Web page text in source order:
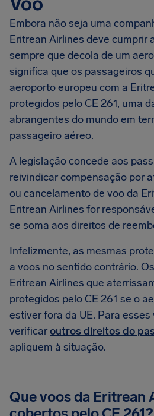
Embora não seja uma
Eritrean Airlines deve cumprir
sempre que decola de um
significa que os passageiros
aeroporto europeu com a
protegidos pelo CE 261, uma
abrangentes do mundo em
passageiro aéreo.
A legislação concede aos
reivindicar compensação por
ou cancelamento de voo da
Eritrean Airlines for
se soma aos direitos de
Infelizmente, as mesmas
a voos no sentido contrário.
Eritrean Airlines que
protegidos pelo CE 261 se o
estiver fora da UE. Para
verificaroutros direitos do
apliquem à situação.
Que voos da Eritrean